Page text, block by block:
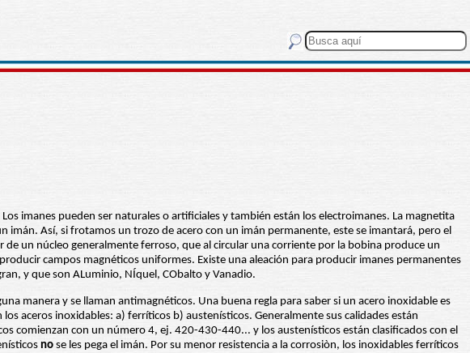
imanes pueden ser naturales o artificiales y también están los electroimanes. La magnetita
Así, si frotamos un trozo de acero con un imán permanente, este se imantará, pero el
un núcleo generalmente ferroso, que al circular una corriente por la bobina produce un
campos magnéticos uniformes. Existe una aleación para producir imanes permanentes
y que son ALuminio, NÍquel, CObalto y Vanadio.
manera y se llaman antimagnéticos. Una buena regla para saber si un acero inoxidable es
aceros inoxidables: a) ferríticos b) austenísticos. Generalmente sus calidades están
comienzan con un número 4, ej. 420-430-440... y los austenísticos están clasificados con el
no se les pega el imán. Por su menor resistencia a la corrosiòn, los inoxidables ferríticos